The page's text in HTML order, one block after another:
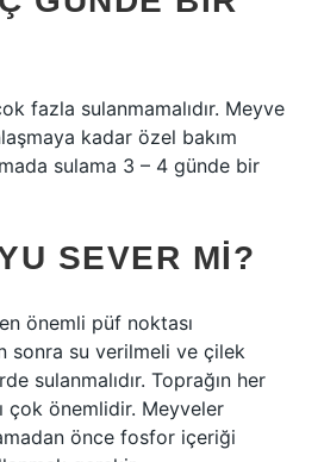
fazla sulanmamalıdır. Meyve
kadar özel bakım
sulama 3 – 4 günde bir
SEVER MI?
önemli püf noktası
sonra su verilmeli ve çilek
sulanmalıdır. Toprağın her
çok önemlidir. Meyveler
önce fosfor içeriği